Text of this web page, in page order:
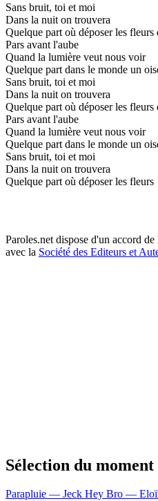
Sans bruit, toi et moi
Dans la nuit on trouvera
Quelque part où déposer les
Pars avant l'aube
Quand la lumière veut nous voir
Quelque part dans le monde un
Sans bruit, toi et moi
Dans la nuit on trouvera
Quelque part où déposer les
Pars avant l'aube
Quand la lumière veut nous voir
Quelque part dans le monde un
Sans bruit, toi et moi
Dans la nuit on trouvera
Quelque part où déposer les fleurs
Paroles.net dispose d'un accord
avec la Société des Editeurs et
Sélection du moment
Parapluie — Jeck Hey Bro —